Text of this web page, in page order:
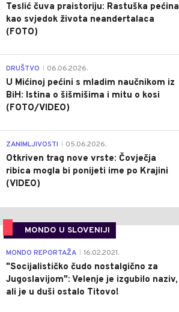
Teslić čuva praistoriju: Rastuška pećina
kao svjedok života neandertalaca
(FOTO)
DRUŠTVO 06.06.2026.
U Mićinoj pećini s mladim naučnikom iz
BiH: Istina o šišmišima i mitu o kosi
(FOTO/VIDEO)
ZANIMLJIVOSTI 05.06.2026.
Otkriven trag nove vrste: Čovječja
ribica mogla bi ponijeti ime po Krajini
(VIDEO)
MONDO U SLOVENIJI
MONDO REPORTAŽA 16.02.2021.
"Socijalističko čudo nostalgično za
Jugoslavijom": Velenje je izgubilo naziv,
ali je u duši ostalo Titovo!